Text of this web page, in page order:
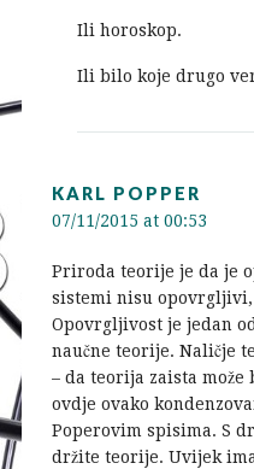
Ili horoskop.
Ili bilo koje drugo
KARL POPPER
07/11/2015 at 00:53
Priroda teorije je da je
sistemi nisu opovrgljivi,
Opovrgljivost je jedan
naučne teorije. Naličje
– da teorija zaista može
ovdje ovako
Poperovim spisima. S
držite teorije. Uvijek